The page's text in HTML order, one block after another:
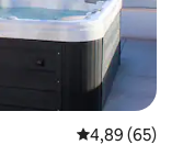
5 üzerinden
4,89 (65)